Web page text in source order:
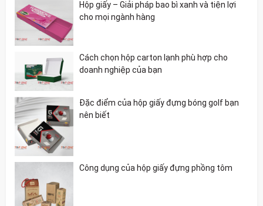
Hộp giấy – Giải pháp bao bì xanh và tiện lợi
cho mọi ngành hàng
Cách chọn hộp carton lạnh phù hợp cho
doanh nghiệp của bạn
Đặc điểm của hộp giấy đựng bóng golf bạn
nên biết
Công dụng của hộp giấy đựng phồng tôm